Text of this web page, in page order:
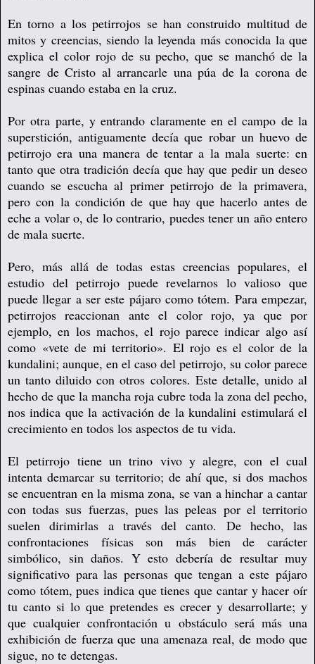
En torno a los petirrojos se han construido multitud de
mitos y creencias, siendo la leyenda más conocida la que
explica el color rojo de su pecho, que se manchó de la
sangre de Cristo al arrancarle una púa de la corona de
espinas cuando estaba en la cruz.
Por otra parte, y entrando claramente en el campo de la
superstición, antiguamente decía que robar un huevo de
petirrojo era una manera de tentar a la mala suerte: en
tanto que otra tradición decía que hay que pedir un deseo
cuando se escucha al primer petirrojo de la primavera,
pero con la condición de que hay que hacerlo antes de
eche a volar o, de lo contrario, puedes tener un año entero
de mala suerte.
Pero, más allá de todas estas creencias populares, el
estudio del petirrojo puede revelarnos lo valioso que
puede llegar a ser este pájaro como tótem. Para empezar,
petirrojos reaccionan ante el color rojo, ya que por
ejemplo, en los machos, el rojo parece indicar algo así
como «vete de mi territorio». El rojo es el color de la
kundalini; aunque, en el caso del petirrojo, su color parece
un tanto diluido con otros colores. Este detalle, unido al
hecho de que la mancha roja cubre toda la zona del pecho,
nos indica que la activación de la kundalini estimulará el
crecimiento en todos los aspectos de tu vida.
El petirrojo tiene un trino vivo y alegre, con el cual
intenta demarcar su territorio; de ahí que, si dos machos
se encuentran en la misma zona, se van a hinchar a cantar
con todas sus fuerzas, pues las peleas por el territorio
suelen dirimirlas a través del canto. De hecho, las
confrontaciones físicas son más bien de carácter
simbólico, sin daños. Y esto debería de resultar muy
significativo para las personas que tengan a este pájaro
como tótem, pues indica que tienes que cantar y hacer oír
tu canto si lo que pretendes es crecer y desarrollarte; y
que cualquier confrontación u obstáculo será más una
exhibición de fuerza que una amenaza real, de modo que
sigue, no te detengas.